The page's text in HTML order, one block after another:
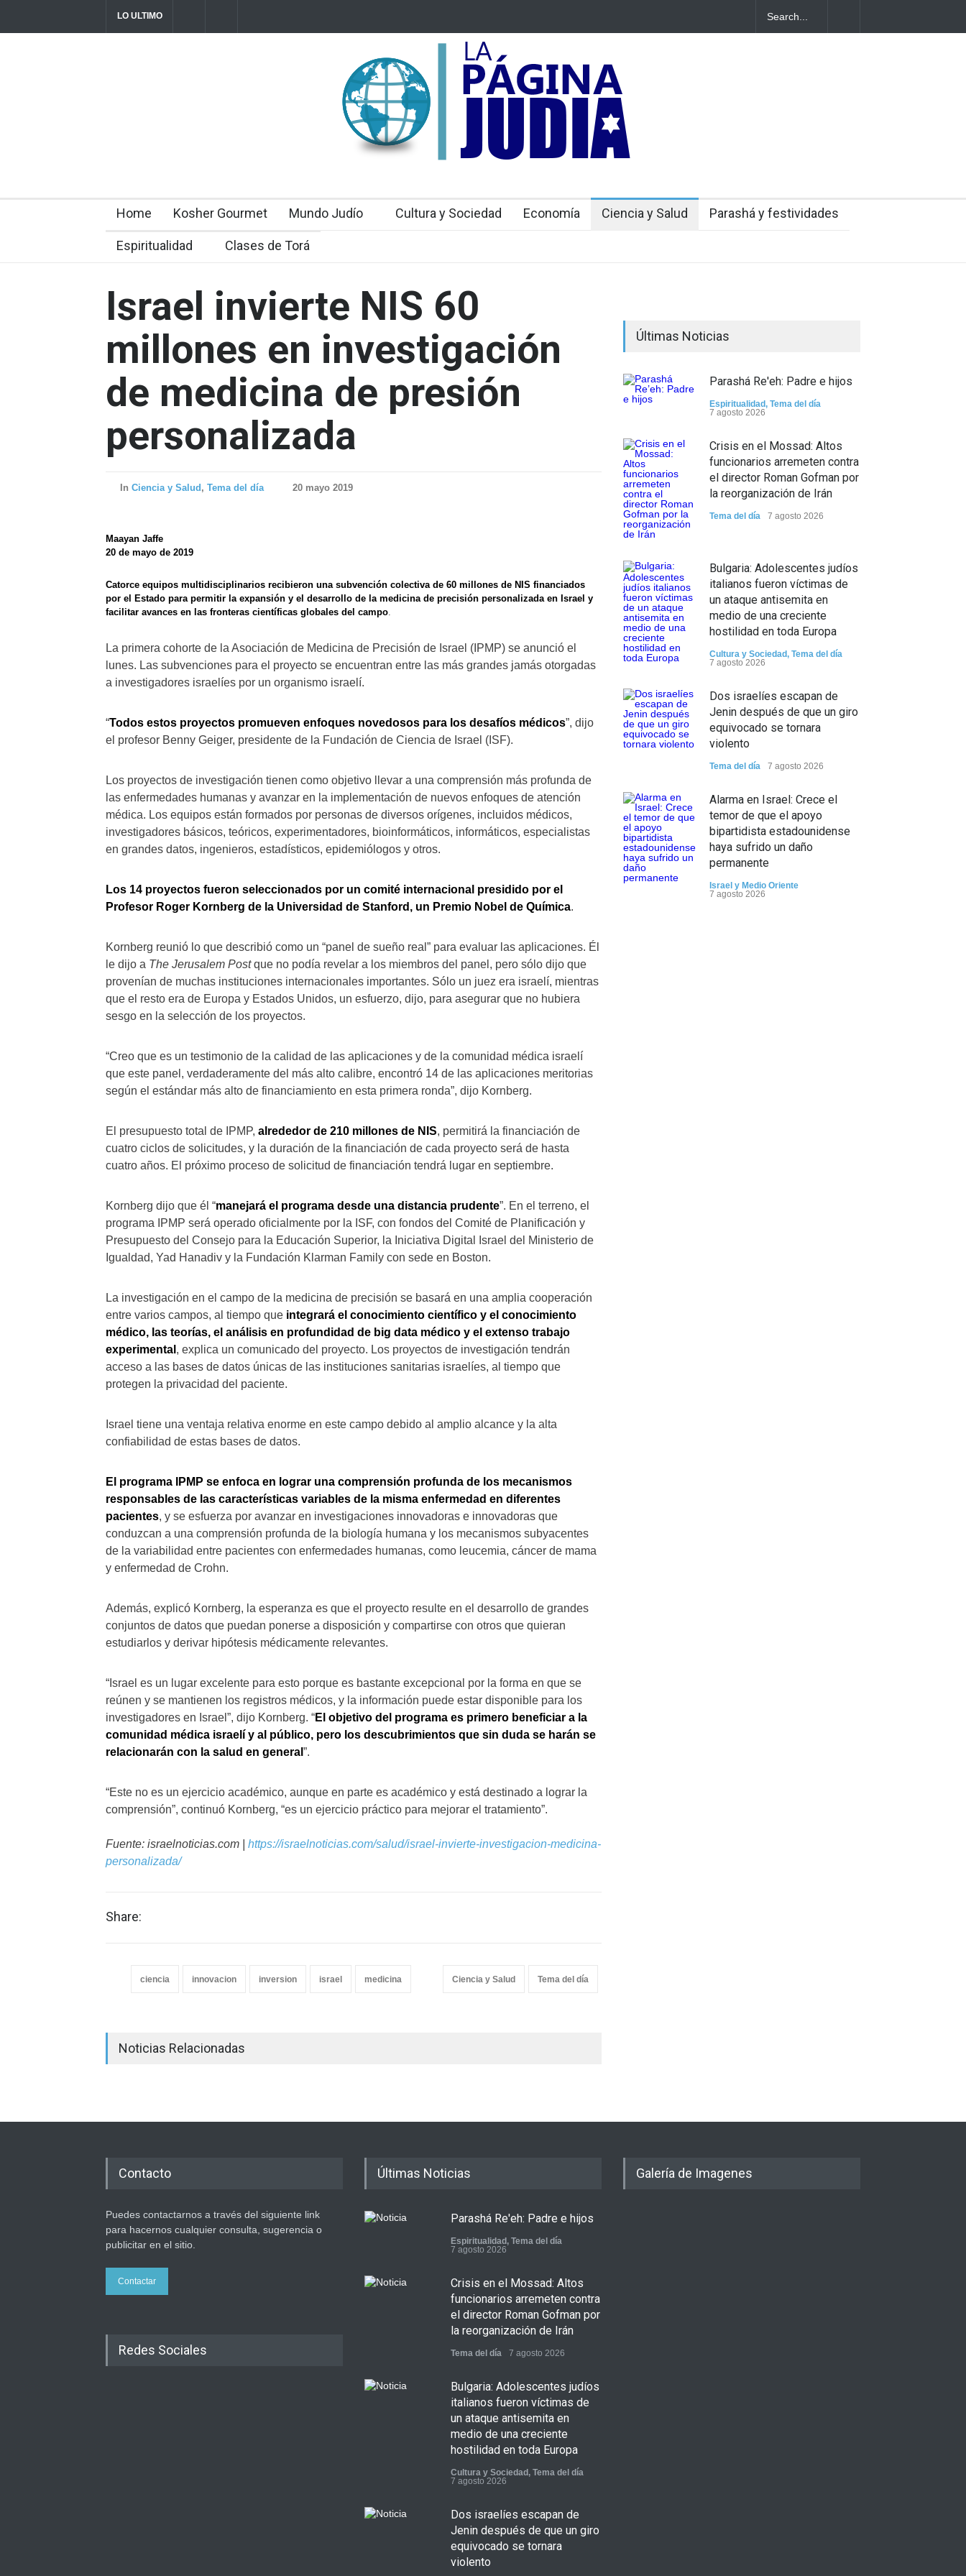
LO ULTIMO
Crisis en el Mossad: Altos funcionarios arremeten contra el
director Roman Gofman por la reorganización de Irán
toda Europa
Home Kosher Gourmet Mundo Judío Cultura y Sociedad Economía Ciencia y Salud Parashá y festividades
Espiritualidad Clases de Torá
Israel invierte NIS 60
millones en investigación
de medicina de presión
personalizada
In Ciencia y Salud , Tema del día 20 mayo 2019
Maayan Jaffe
20 de mayo de 2019
Catorce equipos multidisciplinarios recibieron una subvención colectiva de 60 millones de NIS financiados
por el Estado para permitir la expansión y el desarrollo de la medicina de precisión personalizada en Israel y
facilitar avances en las fronteras científicas globales del campo.
La primera cohorte de la Asociación de Medicina de Precisión de Israel (IPMP) se anunció el
lunes. Las subvenciones para el proyecto se encuentran entre las más grandes jamás otorgadas
a investigadores israelíes por un organismo israelí.
“Todos estos proyectos promueven enfoques novedosos para los desafíos médicos”, dijo
el profesor Benny Geiger, presidente de la Fundación de Ciencia de Israel (ISF).
Los proyectos de investigación tienen como objetivo llevar a una comprensión más profunda de
las enfermedades humanas y avanzar en la implementación de nuevos enfoques de atención
médica. Los equipos están formados por personas de diversos orígenes, incluidos médicos,
investigadores básicos, teóricos, experimentadores, bioinformáticos, informáticos, especialistas
en grandes datos, ingenieros, estadísticos, epidemiólogos y otros.
Los 14 proyectos fueron seleccionados por un comité internacional presidido por el
Profesor Roger Kornberg de la Universidad de Stanford, un Premio Nobel de Química.
Kornberg reunió lo que describió como un “panel de sueño real” para evaluar las aplicaciones. Él
le dijo a The Jerusalem Postque no podía revelar a los miembros del panel, pero sólo dijo que
provenían de muchas instituciones internacionales importantes. Sólo un juez era israelí, mientras
que el resto era de Europa y Estados Unidos, un esfuerzo, dijo, para asegurar que no hubiera
sesgo en la selección de los proyectos.
“Creo que es un testimonio de la calidad de las aplicaciones y de la comunidad médica israelí
que este panel, verdaderamente del más alto calibre, encontró 14 de las aplicaciones meritorias
según el estándar más alto de financiamiento en esta primera ronda”, dijo Kornberg.
El presupuesto total de IPMP, alrededor de 210 millones de NIS, permitirá la financiación de
cuatro ciclos de solicitudes, y la duración de la financiación de cada proyecto será de hasta
cuatro años. El próximo proceso de solicitud de financiación tendrá lugar en septiembre.
Kornberg dijo que él “manejará el programa desde una distancia prudente”. En el terreno, el
programa IPMP será operado oficialmente por la ISF, con fondos del Comité de Planificación y
Presupuesto del Consejo para la Educación Superior, la Iniciativa Digital Israel del Ministerio de
Igualdad, Yad Hanadiv y la Fundación Klarman Family con sede en Boston.
La investigación en el campo de la medicina de precisión se basará en una amplia cooperación
entre varios campos, al tiempo que integrará el conocimiento científico y el conocimiento
médico, las teorías, el análisis en profundidad de big data médico y el extenso trabajo
experimental , explica un comunicado del proyecto. Los proyectos de investigación tendrán
acceso a las bases de datos únicas de las instituciones sanitarias israelíes, al tiempo que
protegen la privacidad del paciente.
Israel tiene una ventaja relativa enorme en este campo debido al amplio alcance y la alta
confiabilidad de estas bases de datos.
El programa IPMP se enfoca en lograr una comprensión profunda de los mecanismos
responsables de las características variables de la misma enfermedad en diferentes
pacientes, y se esfuerza por avanzar en investigaciones innovadoras e innovadoras que
conduzcan a una comprensión profunda de la biología humana y los mecanismos subyacentes
de la variabilidad entre pacientes con enfermedades humanas, como leucemia, cáncer de mama
y enfermedad de Crohn.
Además, explicó Kornberg, la esperanza es que el proyecto resulte en el desarrollo de grandes
conjuntos de datos que puedan ponerse a disposición y compartirse con otros que quieran
estudiarlos y derivar hipótesis médicamente relevantes.
“Israel es un lugar excelente para esto porque es bastante excepcional por la forma en que se
reúnen y se mantienen los registros médicos, y la información puede estar disponible para los
investigadores en Israel”, dijo Kornberg. “El objetivo del programa es primero beneficiar a la
comunidad médica israelí y al público, pero los descubrimientos que sin duda se harán se
relacionarán con la salud en general ”.
“Este no es un ejercicio académico, aunque en parte es académico y está destinado a lograr la
comprensión”, continuó Kornberg, “es un ejercicio práctico para mejorar el tratamiento”.
Fuente: israelnoticias.com | https://israelnoticias.com/salud/israel-invierte-investigacion-medicina-
personalizada/
Share:
ciencia innovacion inversion israel medicina Ciencia y Salud Tema del día
Noticias Relacionadas
Últimas Noticias
Parashá Re'eh: Padre e hijos
Espiritualidad, Tema del día
7 agosto 2026
Crisis en el Mossad: Altos
funcionarios arremeten contra
el director Roman Gofman por
la reorganización de Irán
Tema del día 7 agosto 2026
Bulgaria: Adolescentes judíos
italianos fueron víctimas de
un ataque antisemita en
medio de una creciente
hostilidad en toda Europa
Cultura y Sociedad, Tema del día
7 agosto 2026
Dos israelíes escapan de
Jenin después de que un giro
equivocado se tornara
violento
Tema del día 7 agosto 2026
Alarma en Israel: Crece el
temor de que el apoyo
bipartidista estadounidense
haya sufrido un daño
permanente
Israel y Medio Oriente
7 agosto 2026
Contacto
Puedes contactarnos a través del siguiente link
para hacernos cualquier consulta, sugerencia o
publicitar en el sitio.
Contactar
Redes Sociales
Últimas Noticias
Parashá Re'eh: Padre e hijos
Espiritualidad , Tema del día
7 agosto 2026
Crisis en el Mossad: Altos
funcionarios arremeten contra
el director Roman Gofman por
la reorganización de Irán
Tema del día 7 agosto 2026
Bulgaria: Adolescentes judíos
italianos fueron víctimas de
un ataque antisemita en
medio de una creciente
hostilidad en toda Europa
Cultura y Sociedad , Tema del día
7 agosto 2026
Dos israelíes escapan de
Jenin después de que un giro
equivocado se tornara
violento
Galería de Imagenes